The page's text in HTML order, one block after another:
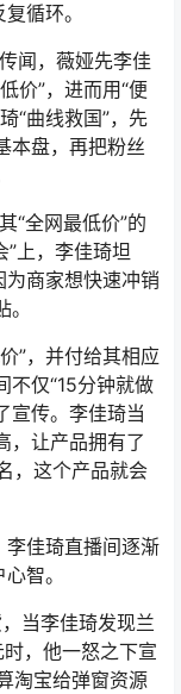
循环。
闻，薇娅先李佳
价”，进而用“便
“曲线救国”，先
本盘，再把粉丝
“全网最低价”的
上，李佳琦坦
为商家想快速冲销
”，并付给其相应
不仅“15分钟就做
宣传。李佳琦当
，让产品拥有了
，这个产品就会
李佳琦直播间逐渐
智。
当李佳琦发现兰
，他一怒之下宣
淘宝给弹窗资源